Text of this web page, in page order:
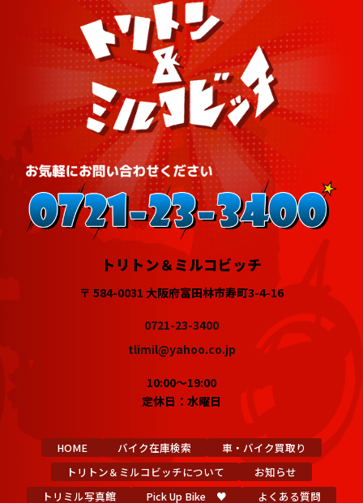
トリトン＆ミルコビッチ
〒 584-0031 大阪府富田林市寿町3-4-16
0721-23-3400
tlimil@yahoo.co.jp
10:00～19:00
定休日：水曜日
HOME バイク在庫検索
車・バイク買取り
トリトン＆ミルコビッチについて
お知らせ
トリミル写真館
Pick Up Bike ♥ よくある質問